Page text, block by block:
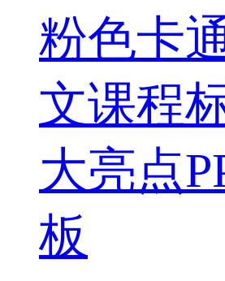
粉色卡
文课程
大亮点
板